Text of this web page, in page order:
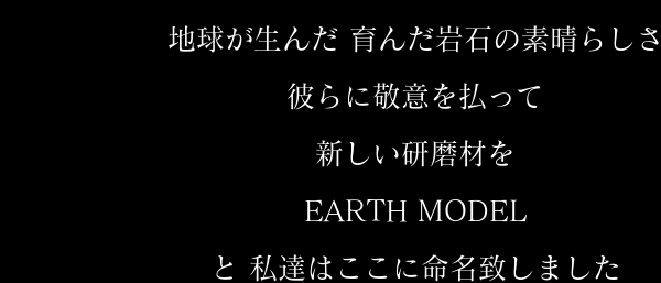
地球が生んだ 育んだ岩石の素晴らし
彼らに敬意を払って
新しい研磨材を
EARTH MODEL
と 私達はここに命名致しました